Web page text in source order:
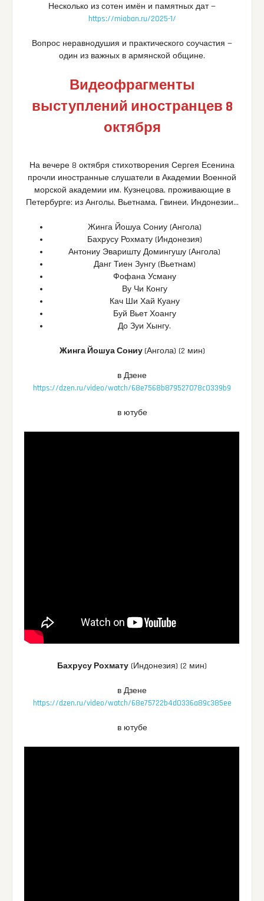
Несколько из сотен имён и памятных дат —
https://miaban.ru/2025-1/
Вопрос неравнодушия и практического соучастия —
один из важных в армянской общине.
Видеофрагменты
выступлений иностранцев 8
октября
На вечере 8 октября стихотворения Сергея Есенина
прочли иностранные слушатели в Академии Военной
морской академии им. Кузнецова, проживающие в
Петербурге: из Анголы, Вьетнама, Гвинеи, Индонезии…
Жинга Йошуа Сониу (Ангола)
Бахрусу Рохмату (Индонезия)
Антониу Эваришту Домингушу (Ангола)
Данг Тиен Зунгу (Вьетнам)
Фофана Усману
Ву Чи Конгу
Кач Ши Хай Куану
Буй Вьет Хоангу
До Зуи Хынгу.
Жинга Йошуа Сониу (Ангола) (2 мин)
в Дзене
https://dzen.ru/video/watch/68e7568b879527078c0339b9
в ютубе
Бахрусу Рохмату (Индонезия) (2 мин)
в Дзене
https://dzen.ru/video/watch/68e75722b4d0336a89c385ee
в ютубе